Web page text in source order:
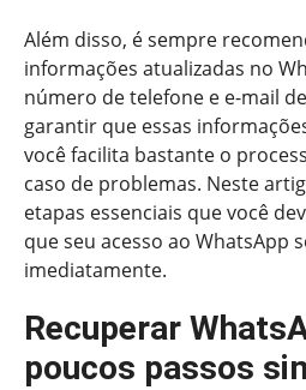
Além disso, é sempre
informações atualizadas no
número de telefone e e-mail
garantir que essas
você facilita bastante o
caso de problemas. Neste
etapas essenciais que você
que seu acesso ao WhatsApp
imediatamente.
Recuperar
poucos passos